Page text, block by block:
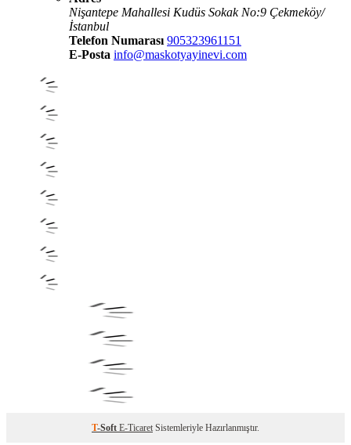
Nişantepe Mahallesi Kudüs Sokak No:9 Çekmeköy/
İstanbul
Telefon Numarası 905323961151
E-Posta info@maskotyayinevi.com
T-Soft E-Ticaret Sistemleriyle Hazırlanmıştır.